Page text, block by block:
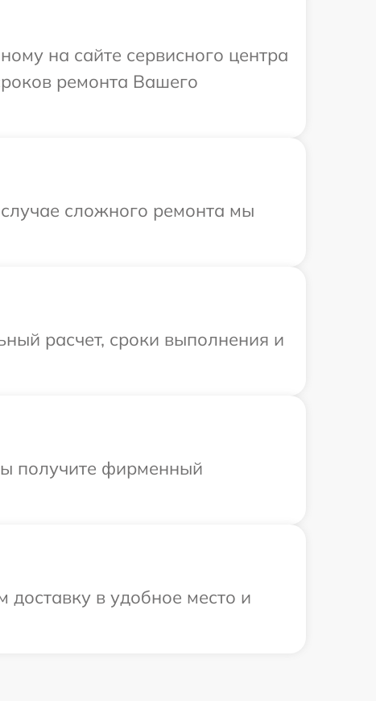
на сайте сервисного центра
ремонта Вашего
сложного ремонта мы
расчет, сроки выполнения и
получите фирменный
в удобное место и